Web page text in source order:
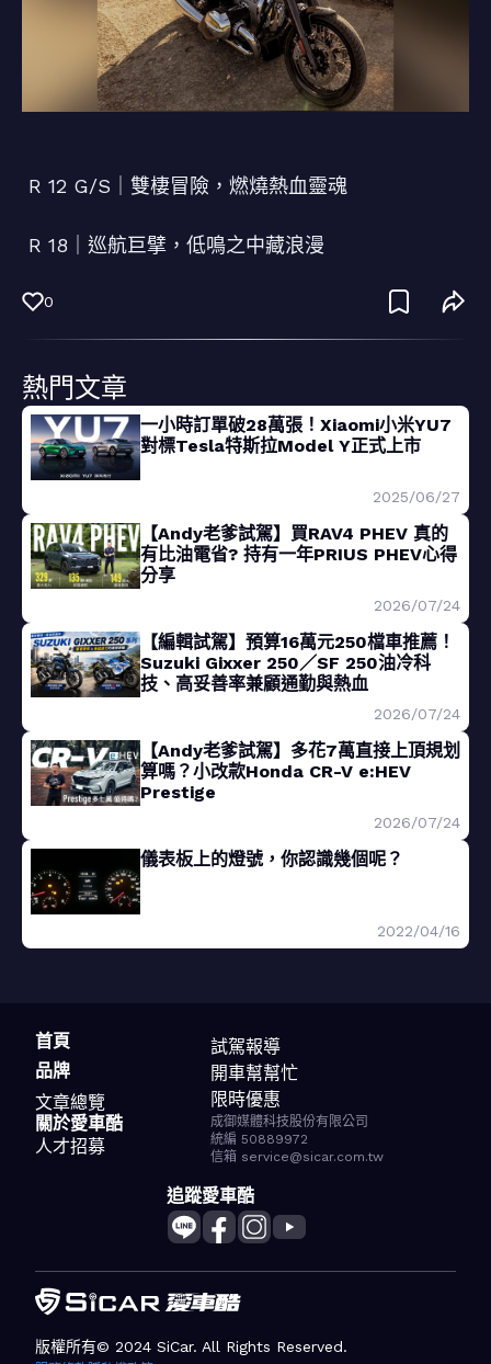
R 12 G/S｜雙棲冒險，燃燒熱血靈魂
R 18｜巡航巨擘，低鳴之中藏浪漫
0
熱門文章
一小時訂單破28萬張！Xiaomi小米YU7
對標Tesla特斯拉Model Y正式上市
2025/06/27
【Andy老爹試駕】買RAV4 PHEV 真的
有比油電省? 持有一年PRIUS PHEV心得
分享
2026/07/24
【編輯試駕】預算16萬元250檔車推薦！
Suzuki Gixxer 250／SF 250油冷科
技、高妥善率兼顧通勤與熱血
2026/07/24
【Andy老爹試駕】多花7萬直接上頂規划
算嗎？小改款Honda CR-V e:HEV
Prestige
2026/07/24
儀表板上的燈號，你認識幾個呢？
2022/04/16
首頁
品牌
文章總覽
試駕報導
開車幫幫忙
限時優惠
關於愛車酷
人才招募
成御媒體科技股份有限公司
統編 50889972
信箱 service@sicar.com.tw
追蹤愛車酷
版權所有© 2024 SiCar. All Rights Reserved.